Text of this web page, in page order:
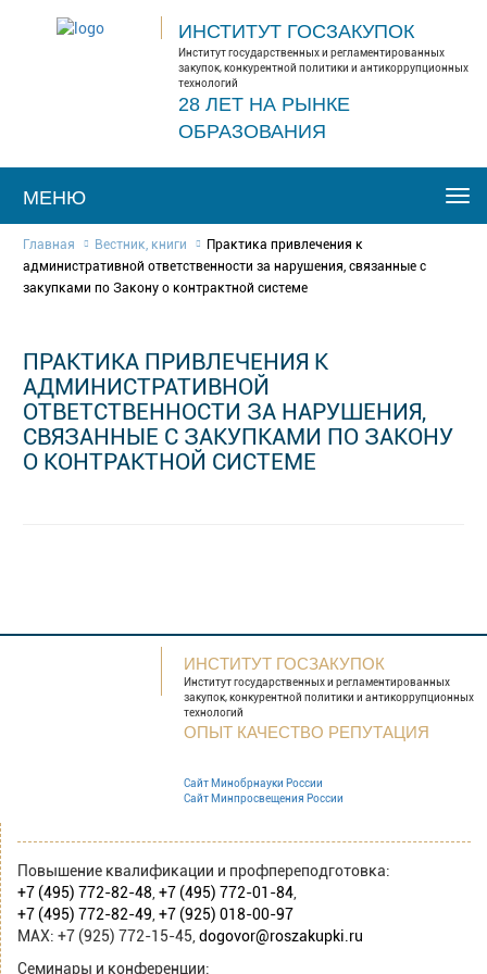
ИНСТИТУТ ГОСЗАКУПОК
Институт государственных и регламентированных
закупок, конкурентной политики и антикоррупционных
технологий
28 ЛЕТ НА РЫНКЕ
ОБРАЗОВАНИЯ
МЕНЮ
Главная Вестник, книги
Практика привлечения к
административной ответственности за нарушения, связанные с
закупками по Закону о контрактной системе
ПРАКТИКА ПРИВЛЕЧЕНИЯ К
АДМИНИСТРАТИВНОЙ
ОТВЕТСТВЕННОСТИ ЗА НАРУШЕНИЯ,
СВЯЗАННЫЕ С ЗАКУПКАМИ ПО ЗАКОНУ
О КОНТРАКТНОЙ СИСТЕМЕ
ИНСТИТУТ ГОСЗАКУПОК
Институт государственных и регламентированных
закупок, конкурентной политики и антикоррупционных
технологий
ОПЫТ КАЧЕСТВО РЕПУТАЦИЯ
Сайт Минобрнауки России
Сайт Минпросвещения России
Повышение квалификации и профпереподготовка:
+7 (495) 772-82-48,+7 (495) 772-01-84,
+7 (495) 772-82-49,+7 (925) 018-00-97
MAX: +7 (925) 772-15-45,dogovor@roszakupki.ru
Семинары и конференции: